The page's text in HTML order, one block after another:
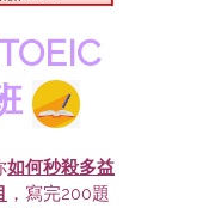
如何秒殺多益
，寫完200題